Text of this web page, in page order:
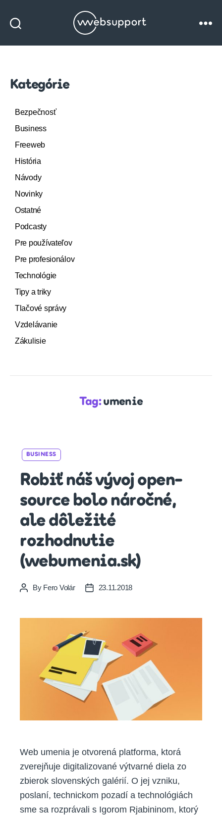
Websupport
Kategórie
Bezpečnosť
Business
Freeweb
História
Návody
Novinky
Ostatné
Podcasty
Pre používateľov
Pre profesionálov
Technológie
Tipy a triky
Tlačové správy
Vzdelávanie
Zákulisie
Tag: umenie
BUSINESS
Robiť náš vývoj open-
source bolo náročné,
ale dôležité
rozhodnutie
(webumenia.sk)
PostBy Fero Volár
Post23.11.2018
Web umenia je otvorená platforma, ktorá
zverejňuje digitalizované výtvarné diela zo
zbierok slovenských galérií. O jej vzniku,
poslaní, technickom pozadí a technológiách
sme sa rozprávali s Igorom Rjabininom, ktorý